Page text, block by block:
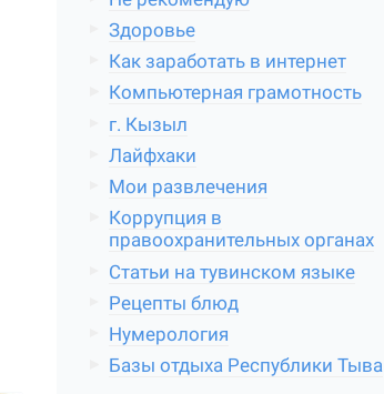
Здоровье
Как заработать в интернет
Компьютерная грамотность
г. Кызыл
Лайфхаки
Мои развлечения
Коррупция в
правоохранительных органах
Статьи на тувинском языке
Рецепты блюд
Нумерология
Базы отдыха Республики Тыва